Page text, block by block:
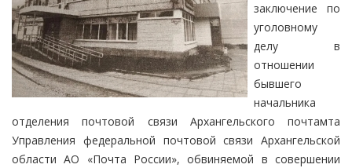
заключение по
уголовному
делу в
отношении
бывшего
начальника
отделения почтовой связи Архангельского почтамта
Управления федеральной почтовой связи Архангельской
области АО «Почта России», обвиняемой в совершении